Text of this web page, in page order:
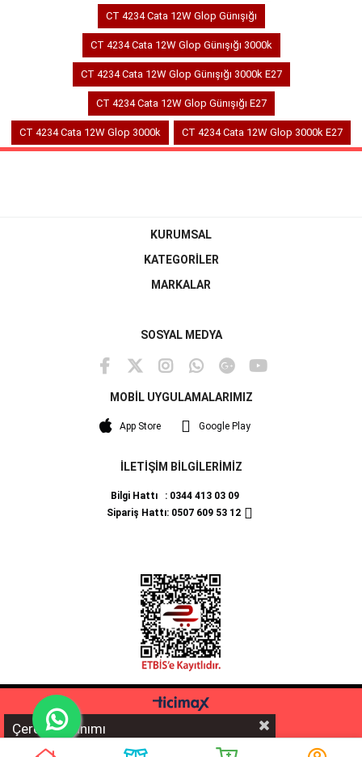
CT 4234 Cata 12W Glop Günışığı
CT 4234 Cata 12W Glop Günışığı 3000k
CT 4234 Cata 12W Glop Günışığı 3000k E27
CT 4234 Cata 12W Glop Günışığı E27
CT 4234 Cata 12W Glop 3000k CT 4234 Cata 12W Glop 3000k E27
KURUMSAL
KATEGORİLER
MARKALAR
SOSYAL MEDYA
MOBİL UYGULAMALARIMIZ
App Store Google Play
İLETİŞİM BİLGİLERİMİZ
Bilgi Hattı : 0344 413 03 09
Sipariş Hattı: 0507 609 53 12
Çerez Kullanımı